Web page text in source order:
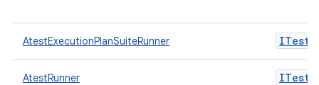
AtestExecutionPlanSuiteRunner ITest
AtestRunner ITest